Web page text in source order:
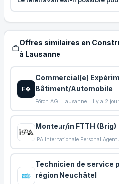
Offres similaires en
à Lausanne
F�
Commercial(e)
Bâtiment/Automobile
Förch AG · Lausanne · Il y a 2
Monteur/in FTTH (Brig)
IPA Internationale Personal
Technicien de service
région Neuchâtel